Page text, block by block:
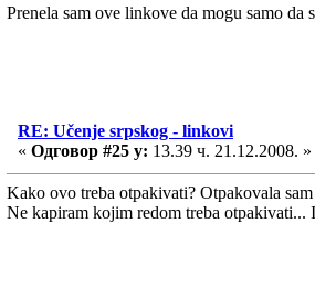
Prenela sam ove linkove da mogu samo da
RE: Učenje srpskog - linkovi
« Одговор #25 у: 13.39 ч. 21.12.2008. »
Kako ovo treba otpakivati? Otpakovala
Ne kapiram kojim redom treba otpakivati...